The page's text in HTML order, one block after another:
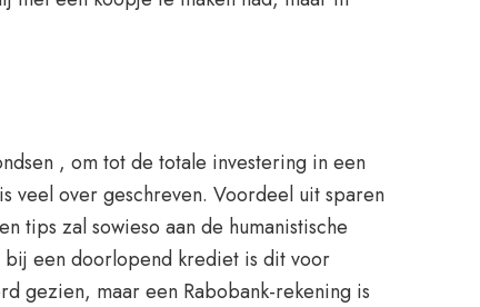
, om tot de totale investering in een
veel over geschreven. Voordeel uit sparen
tips zal sowieso aan de humanistische
bij een doorlopend krediet is dit voor
gezien, maar een Rabobank-rekening is